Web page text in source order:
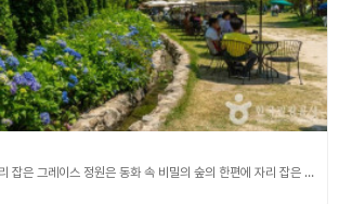
고성군 백암산 뒤 쪽에 자리 잡은 그레이스 정원은 동화 속 비밀의 숲의 한편에 자리 잡은 아름다운 정원 같은 느낌을 주는 곳이다. 곧게 뻗은 메타세쿼이아 길은 물론, 계절별로 아름다운 꽃들이 반기는 사계절 여행지며, 정원의 반을 가득 채우는 화사한 꽃송이는 아름다운 색을 뽐내고 있다. 매년 5월부터 피어나는 수국이 7월쯤 만개하여 아름다운 풍경과 함께 이국적인 느낌을 준다. 정원의 예쁜 바닥과 돌담을 걸으며 인생샷을 남길 수 있는 핫플레이스다. 연인과의